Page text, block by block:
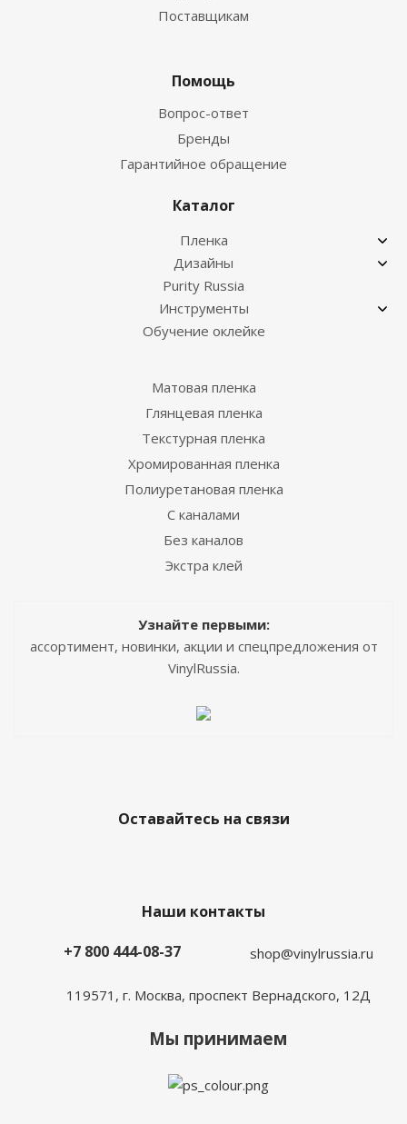
Поставщикам
Помощь
Вопрос-ответ
Бренды
Гарантийное обращение
Каталог
Пленка
Дизайны
Purity Russia
Инструменты
Обучение оклейке
Матовая пленка
Глянцевая пленка
Текстурная пленка
Хромированная пленка
Полиуретановая пленка
С каналами
Без каналов
Экстра клей
Узнайте первыми:
ассортимент, новинки, акции и спецпредложения от
VinylRussia.
Оставайтесь на связи
Наши контакты
+7 800 444-08-37
shop@vinylrussia.ru
119571, г. Москва, проспект Вернадского, 12Д
Мы принимаем